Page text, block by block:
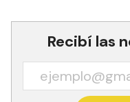
Recibí las